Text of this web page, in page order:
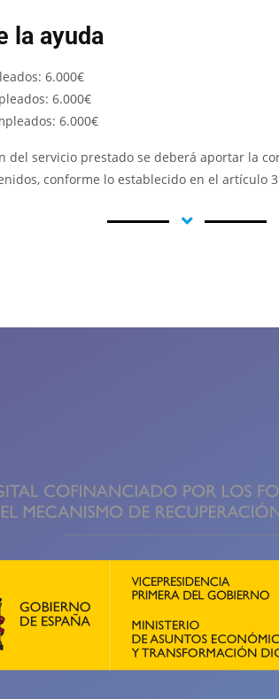
la ayuda
6.000€
6.000€
6.000€
del servicio prestado se deberá aportar la
conforme lo establecido en el artículo